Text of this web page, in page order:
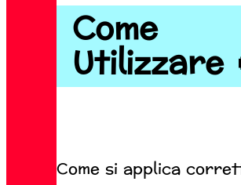
Come
Utilizzare
Come si applica